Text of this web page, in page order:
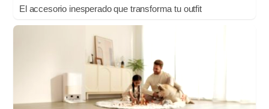
El accesorio inesperado que transforma tu outfit